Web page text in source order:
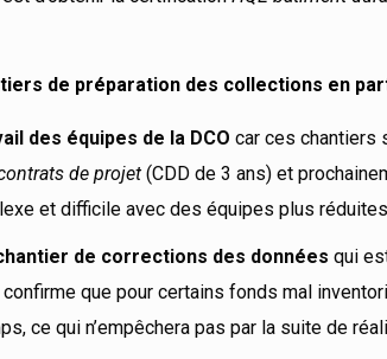
de préparation des collections en
des équipes de la DCOcar ces
de projet (CDD de 3 ans) et
et difficile avec des équipes plus réduites
de corrections des donnéesqui
confirme que pour certains fonds mal
ce qui n’empêchera pas par la suite de